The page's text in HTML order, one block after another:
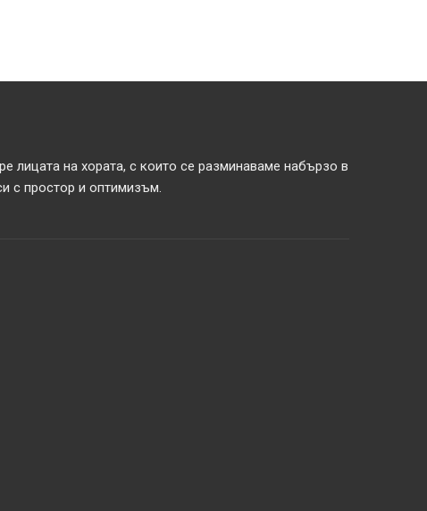
на хората, с които се разминаваме набързо в
с простор и оптимизъм.